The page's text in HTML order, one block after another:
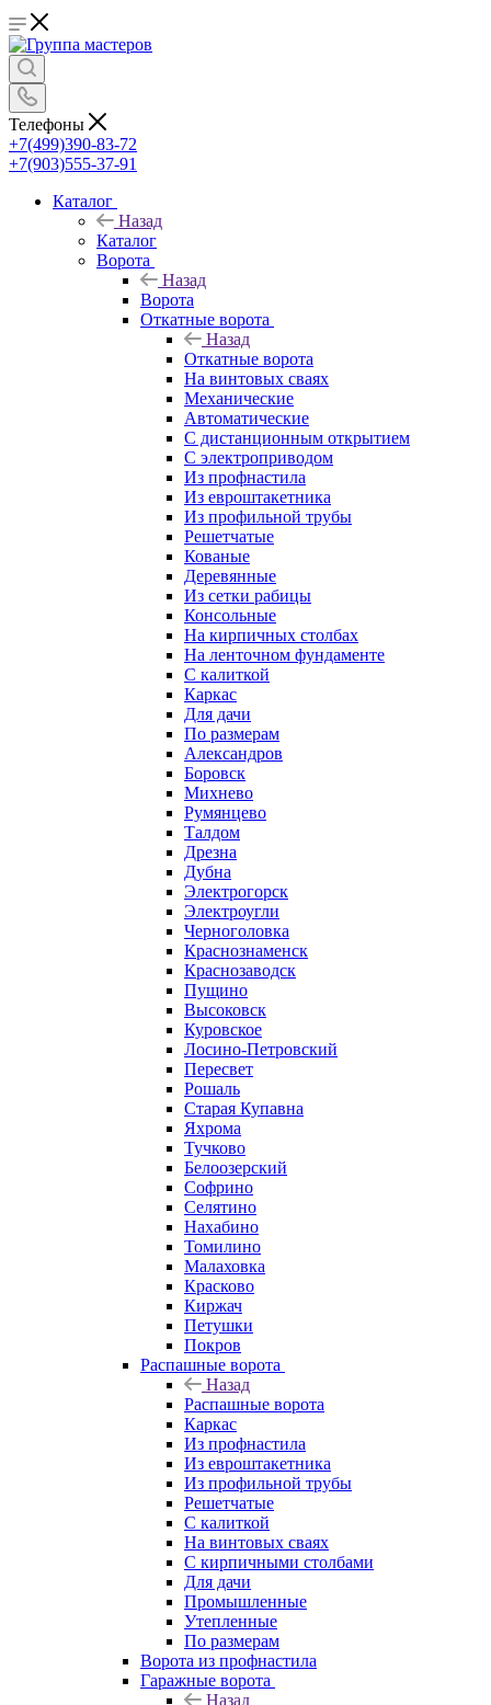
Телефоны
+7(499)390-83-72
+7(903)555-37-91
Каталог
Назад
Каталог
Ворота
Назад
Ворота
Откатные ворота
Назад
Откатные ворота
На винтовых сваях
Механические
Автоматические
С дистанционным открытием
С электроприводом
Из профнастила
Из евроштакетника
Из профильной трубы
Решетчатые
Кованые
Деревянные
Из сетки рабицы
Консольные
На кирпичных столбах
На ленточном фундаменте
С калиткой
Каркас
Для дачи
По размерам
Александров
Боровск
Михнево
Румянцево
Талдом
Дрезна
Дубна
Электрогорск
Электроугли
Черноголовка
Краснознаменск
Краснозаводск
Пущино
Высоковск
Куровское
Лосино-Петровский
Пересвет
Рошаль
Старая Купавна
Яхрома
Тучково
Белоозерский
Софрино
Селятино
Нахабино
Томилино
Малаховка
Красково
Киржач
Петушки
Покров
Распашные ворота
Назад
Распашные ворота
Каркас
Из профнастила
Из евроштакетника
Из профильной трубы
Решетчатые
С калиткой
На винтовых сваях
С кирпичными столбами
Для дачи
Промышленные
Утепленные
По размерам
Ворота из профнастила
Гаражные ворота
Назад